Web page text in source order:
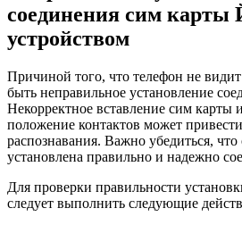
соединения сим карты
устройством
Причиной того, что телефон не
быть неправильное установление
Некорректное вставление сим карты
положение контактов может
распознавания. Важно убедиться,
установлена правильно и надежно
Для проверки правильности
следует выполнить следующие